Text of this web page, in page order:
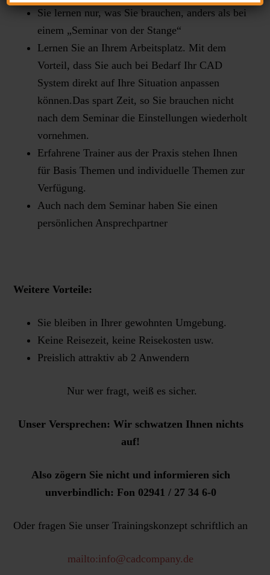
Sie lernen nur, was Sie brauchen, anders als bei
einem „Seminar von der Stange“
Lernen Sie an Ihrem Arbeitsplatz. Mit dem
Vorteil, dass Sie auch bei Bedarf Ihr CAD
System direkt auf Ihre Situation anpassen
können.Das spart Zeit, so Sie brauchen nicht
nach dem Seminar die Einstellungen wiederholt
vornehmen.
Erfahrene Trainer aus der Praxis stehen Ihnen
für Basis Themen und individuelle Themen zur
Verfügung.
Auch nach dem Seminar haben Sie einen
persönlichen Ansprechpartner
Weitere Vorteile:
Sie bleiben in Ihrer gewohnten Umgebung.
Keine Reisezeit, keine Reisekosten usw.
Preislich attraktiv ab 2 Anwendern
Nur wer fragt, weiß es sicher.
Unser Versprechen: Wir schwatzen Ihnen nichts
auf!
Also zögern Sie nicht und informieren sich
unverbindlich: Fon 02941 / 27 34 6-0
Oder fragen Sie unser Trainingskonzept schriftlich an
mailto:info@cadcompany.de